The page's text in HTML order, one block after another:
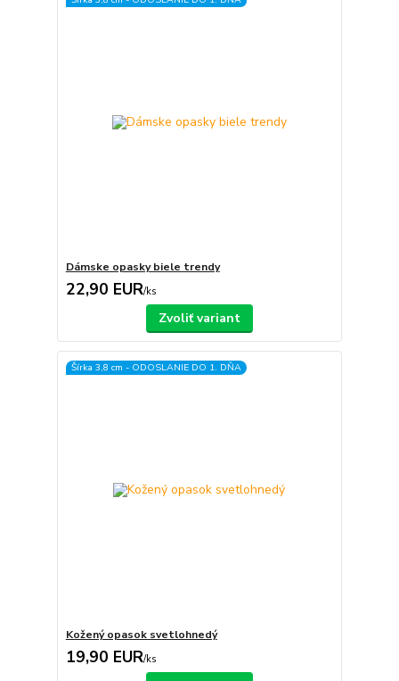
Dámske opasky biele trendy
22,90 EUR/ks
Zvoliť variant
Šírka 3,8 cm - ODOSLANIE DO 1. DŇA
Kožený opasok svetlohnedý
19,90 EUR/ks